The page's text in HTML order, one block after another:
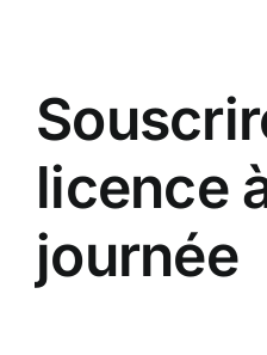
licence
journée